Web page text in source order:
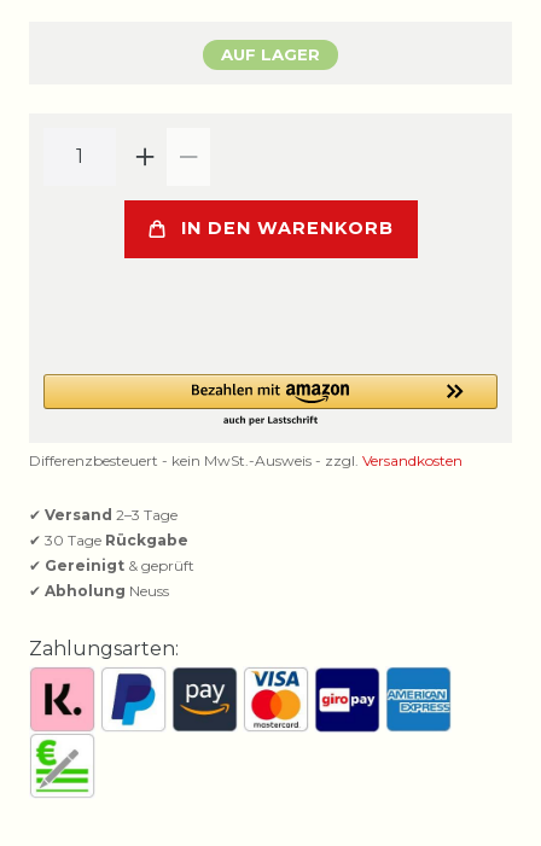
AUF LAGER
IN DEN WARENKORB
Differenzbesteuert - kein MwSt.-Ausweis - zzgl. Versandkosten
✔ Versand 2–3 Tage
✔ 30 Tage Rückgabe
✔ Gereinigt & geprüft
✔ Abholung Neuss
Zahlungsarten: